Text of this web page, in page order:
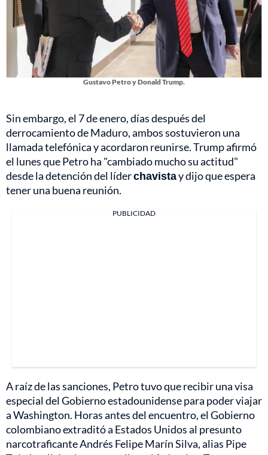
Gustavo Petro y Donald Trump.
Sin embargo, el 7 de enero, días después del
derrocamiento de Maduro, ambos sostuvieron una
llamada telefónica y acordaron reunirse. Trump afirmó
el lunes que Petro ha "cambiado mucho su actitud"
desde la detención del líderchavistay dijo que espera
tener una buena reunión.
PUBLICIDAD
A raíz de las sanciones, Petro tuvo que recibir una visa
especial del Gobierno estadounidense para poder viajar
a Washington. Horas antes del encuentro, el Gobierno
colombiano extraditó a Estados Unidos al presunto
narcotraficante Andrés Felipe Marín Silva, alias Pipe